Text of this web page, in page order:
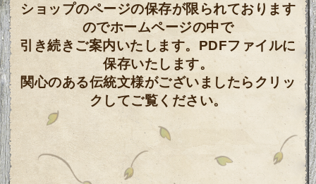
ショップのページの保存が限られております
のでホームページの中で
引き続きご案内いたします。PDFファイルに
保存いたします。
関心のある伝統文様がございましたらクリッ
クしてご覧ください。